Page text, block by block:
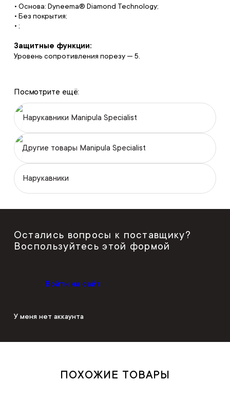
• Основа: Dyneema® Diamond Technology;
• Без покрытия;
• ;
Защитные функции:
Уровень сопротивления порезу — 5.
Посмотрите ещё:
Нарукавники Manipula Specialist
Другие товары Manipula Specialist
Нарукавники
Остались вопросы к поставщику?
Воспользуйтесь этой формой
Войти на сайт
У меня нет аккаунта
ПОХОЖИЕ ТОВАРЫ